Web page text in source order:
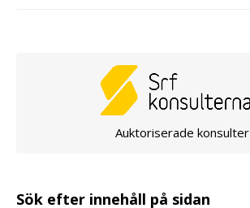
Auktoriserade konsulter
Sök efter innehåll på sidan